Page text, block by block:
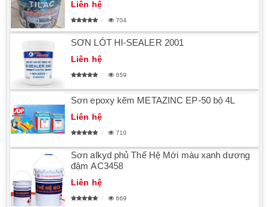
Liên hệ
704
SƠN LÓT HI-SEALER 2001
Liên hệ
659
Sơn epoxy kẽm METAZINC EP-50 bộ 4L
Liên hệ
710
Sơn alkyd phủ Thế Hệ Mới màu xanh dương
đậm AC3458
Liên hệ
669